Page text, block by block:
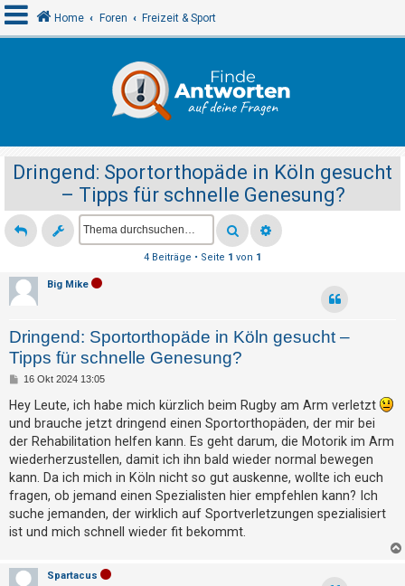
e
l
e
n
e
g
i
s
t
r
i
e
r
e
Home Foren Freizeit & Sport
Dringend: Sportorthopäde in Köln gesucht
– Tipps für schnelle Genesung?
4 Beiträge • Seite 1 von 1
Big Mike
Dringend: Sportorthopäde in Köln gesucht –
Tipps für schnelle Genesung?
B
i
t
r
a
g
16 Okt 2024 13:05
Hey Leute, ich habe mich kürzlich beim Rugby am Arm verletzt
und brauche jetzt dringend einen Sportorthopäden, der mir bei
der Rehabilitation helfen kann. Es geht darum, die Motorik im Arm
wiederherzustellen, damit ich ihn bald wieder normal bewegen
kann. Da ich mich in Köln nicht so gut auskenne, wollte ich euch
fragen, ob jemand einen Spezialisten hier empfehlen kann? Ich
suche jemanden, der wirklich auf Sportverletzungen spezialisiert
ist und mich schnell wieder fit bekommt.
Spartacus